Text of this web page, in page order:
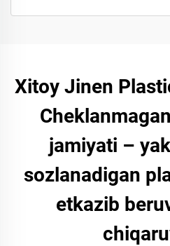
Xitoy Jinen
jamiyati –
sozlanadigan
etkazib